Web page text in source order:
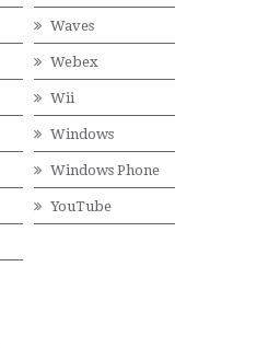
Waves
Webex
Wii
Windows
Windows Phone
YouTube